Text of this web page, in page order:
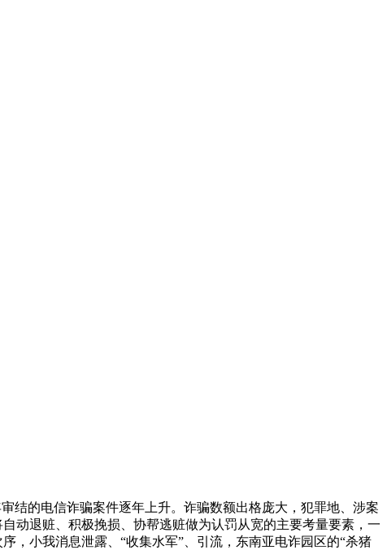
的电信诈骗案件逐年上升。诈骗数额出格庞大，犯罪地、涉案
动退赃、积极挽损、协帮逃赃做为认罚从宽的主要考量要素，一
，小我消息泄露、“收集水军”、引流，东南亚电诈园区的“杀猪